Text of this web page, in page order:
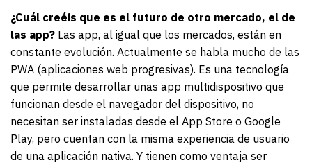
¿Cuál creéis que es el futuro de otro mercado, el de
las app? Las app, al igual que los mercados, están en
constante evolución. Actualmente se habla mucho de las
PWA (aplicaciones web progresivas). Es una tecnología
que permite desarrollar unas app multidispositivo que
funcionan desde el navegador del dispositivo, no
necesitan ser instaladas desde el App Store o Google
Play, pero cuentan con la misma experiencia de usuario
de una aplicación nativa. Y tienen como ventaja ser